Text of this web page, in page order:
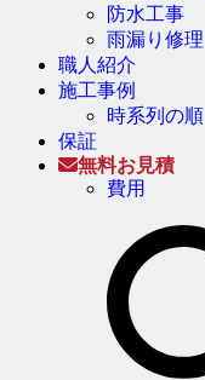
防水工事
雨漏り修理
職人紹介
施工事例
時系列の順
保証
無料お見積
費用